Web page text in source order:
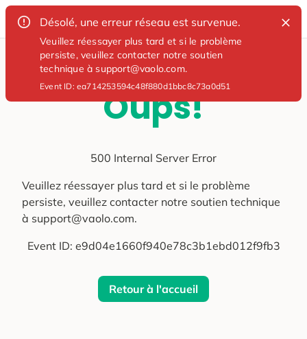
Désolé, une erreur réseau est survenue.
Veuillez réessayer plus tard et si le problème
persiste, veuillez contacter notre soutien
technique à support@vaolo.com.
Event ID:ea714253594c48f880d1bbc8c73a0d51
Oups!
500 Internal Server Error
Veuillez réessayer plus tard et si le problème
persiste, veuillez contacter notre soutien technique
à support@vaolo.com.
Event ID: e9d04e1660f940e78c3b1ebd012f9fb3
Retour à l'accueil